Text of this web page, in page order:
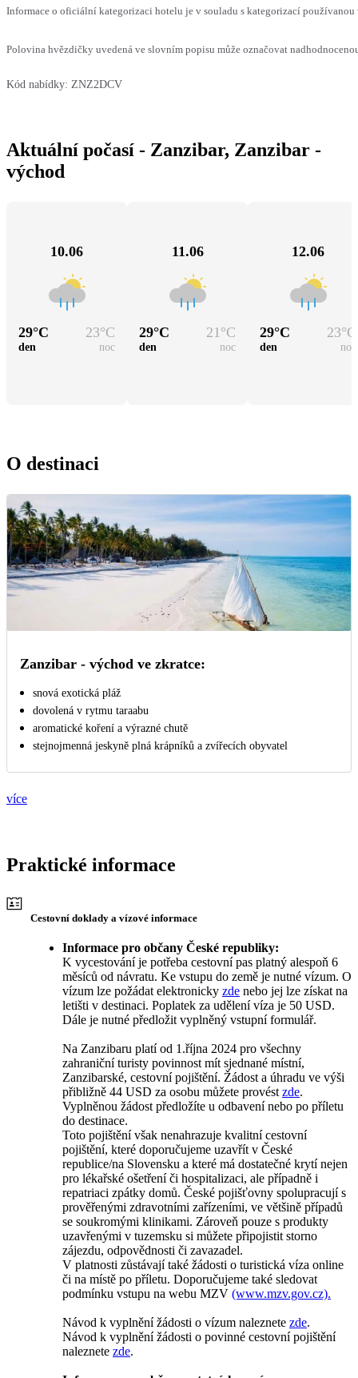
Informace o oficiální kategorizaci hotelu je v souladu s kategorizací
Polovina hvězdičky uvedená ve slovním popisu může označovat
Kód nabídky: ZNZ2DCV
Aktuální počasí - Zanzibar, Zanzibar -
východ
10.06
29°C 23°C
den noc
11.06
29°C 21 °C
den noc
12.06
29°C 23°C
den noc
O destinaci
Zanzibar - východ ve zkratce:
snová exotická pláž
dovolená v rytmu taraabu
aromatické koření a výrazné chutě
stejnojmenná jeskyně plná krápníků a zvířecích obyvatel
více
Praktické informace
Cestovní doklady a vízové informace
Informace pro občany České republiky:
K vycestování je potřeba cestovní pas platný alespoň 6
měsíců od návratu. Ke vstupu do země je nutné vízum. O
vízum lze požádat elektronicky zde nebo jej lze získat na
letišti v destinaci. Poplatek za udělení víza je 50 USD.
Dále je nutné předložit vyplněný vstupní formulář.
Na Zanzibaru platí od 1.října 2024 pro všechny
zahraniční turisty povinnost mít sjednané místní,
Zanzibarské, cestovní pojištění. Žádost a úhradu ve výši
přibližně 44 USD za osobu můžete provéstzde.
Vyplněnou žádost předložíte u odbavení nebo po příletu
do destinace.
Toto pojištění však nenahrazuje kvalitní cestovní
pojištění, které doporučujeme uzavřít v České
republice/na Slovensku a které má dostatečné krytí nejen
pro lékařské ošetření či hospitalizaci, ale případně i
repatriaci zpátky domů. České pojišťovny spolupracují s
prověřenými zdravotními zařízeními, ve většině případů
se soukromými klinikami. Zároveň pouze s produkty
uzavřenými v tuzemsku si můžete připojistit storno
zájezdu, odpovědnosti či zavazadel.
V platnosti zůstávají také žádosti o turistická víza online
či na místě po příletu. Doporučujeme také sledovat
podmínku vstupu na webu MZV (www.mzv.gov.cz).
Návod k vyplnění žádosti o vízum naleznete zde.
Návod k vyplnění žádosti o povinné cestovní pojištění
naleznete zde.